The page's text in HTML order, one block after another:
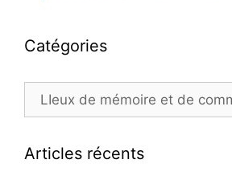
Catégories
Catégories
Articles récents